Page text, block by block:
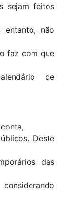
sejam feitos
entanto, não
faz com que
de
Deste
das